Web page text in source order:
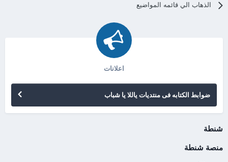
الذهاب الي قائمه المواضيع
اعلانات
ضوابط الكتابه فى منتديات ياللا يا شباب
شنطة
منصة شنطة